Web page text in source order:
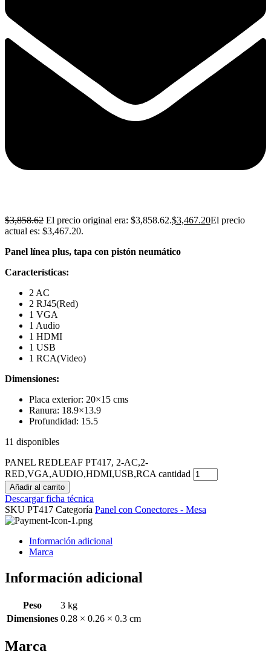
$3,858.62 El precio original era: $3,858.62.$3,467.20El precio
actual es: $3,467.20.
Panel línea plus, tapa con pistón neumático
Características:
2 AC
2 RJ45(Red)
1 VGA
1 Audio
1 HDMI
1 USB
1 RCA(Video)
Dimensiones:
Placa exterior: 20×15 cms
Ranura: 18.9×13.9
Profundidad: 15.5
11 disponibles
PANEL REDLEAF PT417, 2-AC,2-
RED,VGA,AUDIO,HDMI,USB,RCA cantidad
Añadir al carrito
Descargar ficha técnica
SKU PT417 Categoría Panel con Conectores - Mesa
Información adicional
Marca
Información adicional
Peso
3 kg
Dimensiones 0.28 × 0.26 × 0.3 cm
Marca